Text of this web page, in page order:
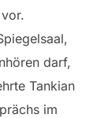
darf,
Tankian
im